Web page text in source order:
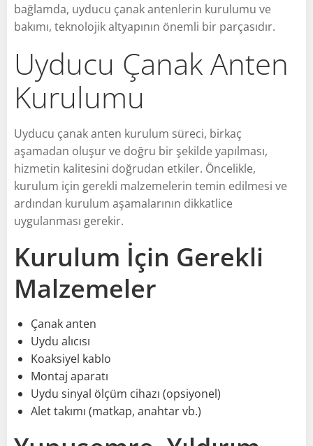
bağlamda, uyducu çanak antenlerin kurulumu ve
bakımı, teknolojik altyapının önemli bir parçasıdır.
Uyducu Çanak Anten
Kurulumu
Uyducu çanak anten kurulum süreci, birkaç
aşamadan oluşur ve doğru bir şekilde yapılması,
hizmetin kalitesini doğrudan etkiler. Öncelikle,
kurulum için gerekli malzemelerin temin edilmesi ve
ardından kurulum aşamalarının dikkatlice
uygulanması gerekir.
Kurulum İçin Gerekli
Malzemeler
Çanak anten
Uydu alıcısı
Koaksiyel kablo
Montaj aparatı
Uydu sinyal ölçüm cihazı (opsiyonel)
Alet takımı (matkap, anahtar vb.)